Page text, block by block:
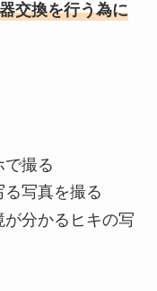
交換を行う為に
で撮る
写真を撮る
分かるヒキの写